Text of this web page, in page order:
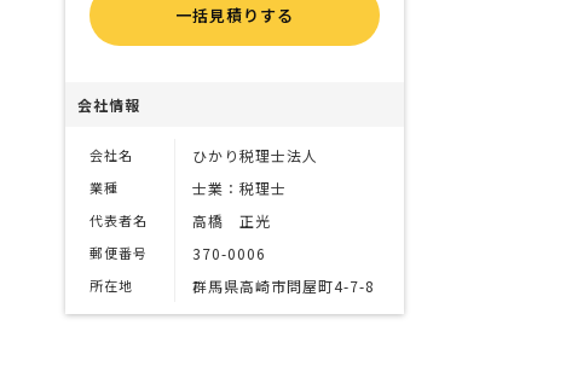
一括見積りする
会社情報
会社名 ひかり税理士法人
業種 士業：税理士
代表者名 高橋 正光
郵便番号 370-0006
所在地 群馬県高崎市問屋町4-7-8